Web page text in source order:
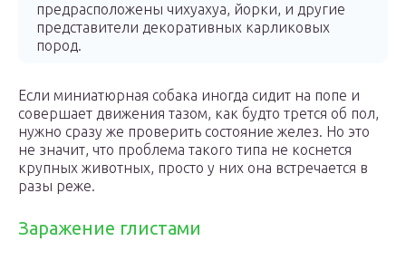
предрасположены чихуахуа, йорки, и другие
представители декоративных карликовых
пород.
Если миниатюрная собака иногда сидит на попе и
совершает движения тазом, как будто трется об пол,
нужно сразу же проверить состояние желез. Но это
не значит, что проблема такого типа не коснется
крупных животных, просто у них она встречается в
разы реже.
Заражение глистами